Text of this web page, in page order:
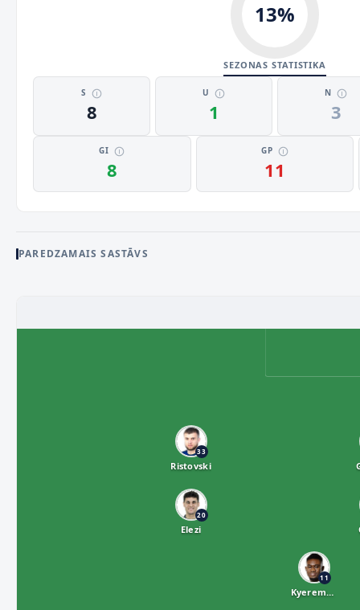
13%
SEZONAS STATISTIKA
S
8
U
1
N
3
GI
8
GP
11
PAREDZAMAIS SASTĀVS
33
Ristovski
20
Elezi
11
Kyeremeh